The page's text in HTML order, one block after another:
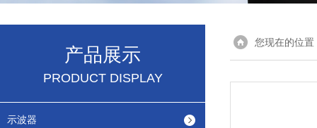
产品展示
PRODUCT DISPLAY
示波器
您现在的位置